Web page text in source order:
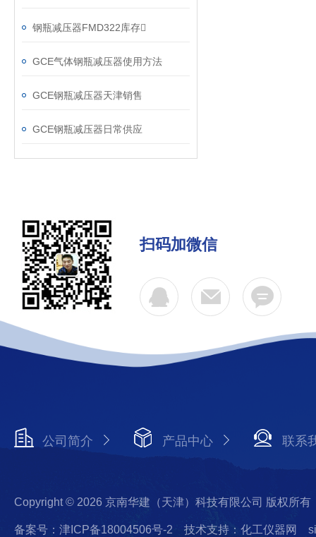
钢瓶减压器FMD322库存
GCE气体钢瓶减压器使用方法
GCE钢瓶减压器天津销售
GCE钢瓶减压器日常供应
扫码加微信
公司简介 产品中心 联系
Copyright © 2026 京南华建（天津）科技有限公司 版权所有
备案号：津ICP备18004506号-2 技术支持：化工仪器网